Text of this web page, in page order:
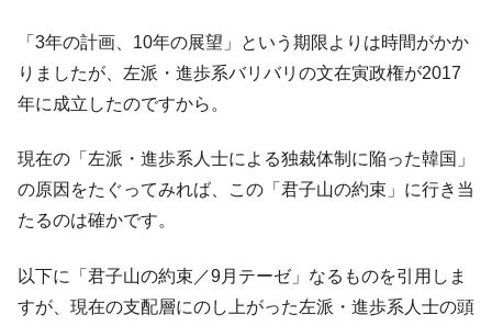
「3年の計画、10年の展望」という期限よりは時間がかか
りましたが、左派・進歩系バリバリの文在寅政権が2017
年に成立したのですから。
現在の「左派・進歩系人士による独裁体制に陥った韓国」
の原因をたぐってみれば、この「君子山の約束」に行き当
たるのは確かです。
以下に「君子山の約束／9月テーゼ」なるものを引用しま
すが、現在の支配層にのし上がった左派・進歩系人士の頭